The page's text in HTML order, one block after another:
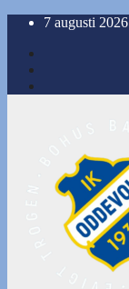
Hoppa
innehåll
7 augusti 2026